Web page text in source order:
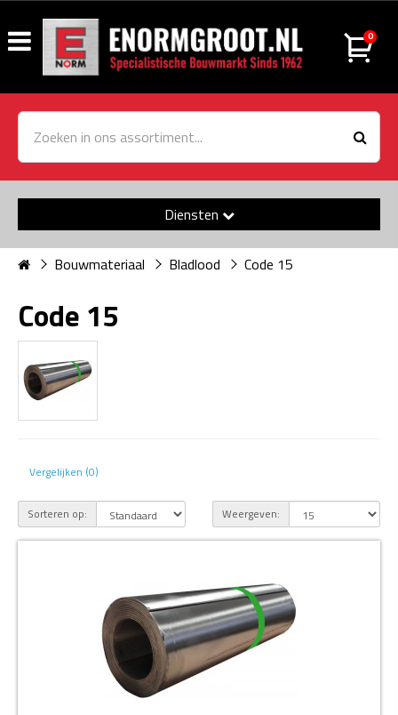
0
Diensten
Bouwmateriaal Bladlood Code 15
Code 15
Vergelijken (0)
Sorteren op: Weergeven: